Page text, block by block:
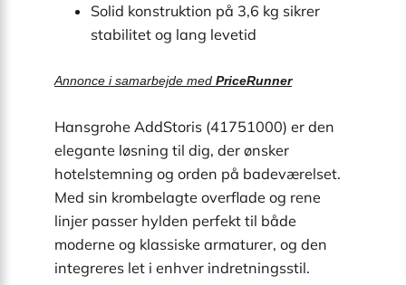
Solid konstruktion på 3,6 kg sikrer
stabilitet og lang levetid
Annonce i samarbejde med PriceRunner
Hansgrohe AddStoris (41751000) er den
elegante løsning til dig, der ønsker
hotelstemning og orden på badeværelset.
Med sin krombelagte overflade og rene
linjer passer hylden perfekt til både
moderne og klassiske armaturer, og den
integreres let i enhver indretningsstil.